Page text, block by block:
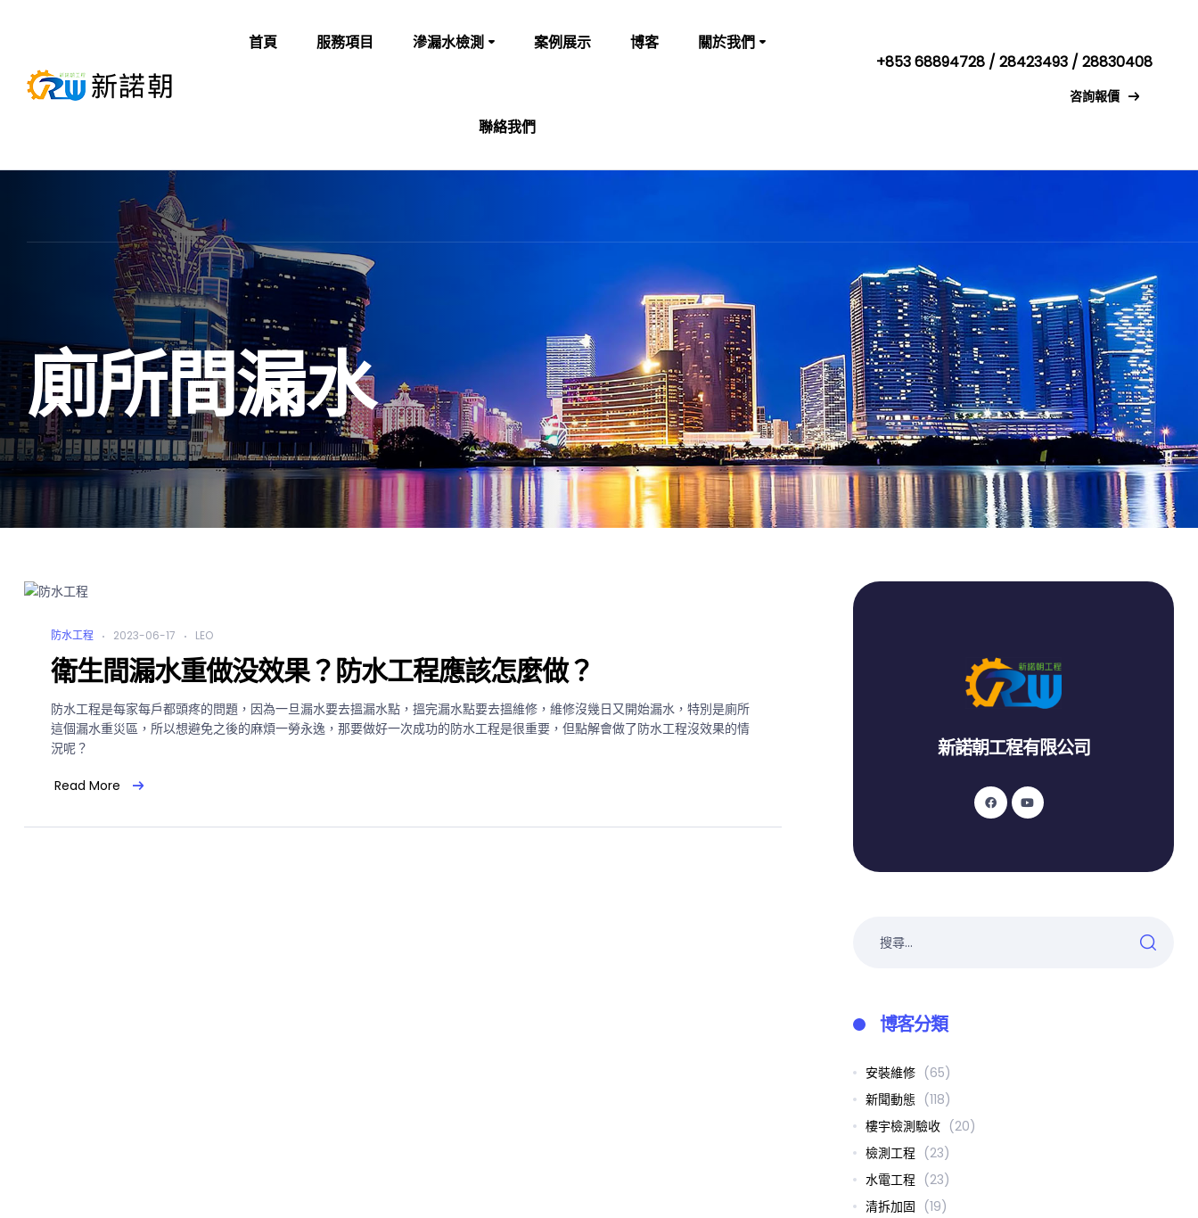
首頁 服務項目 滲漏水檢測 案例展示 博客 關於我們
聯絡我們
+853 68894728 / 28423493 / 28830408
咨詢報價
廁所間漏水
防水工程 2023-06-17 LEO
衛生間漏水重做没效果？防水工程應該怎麼做？
防水工程是每家每戶都頭疼的問題，因為一旦漏水要去搵漏水點，搵完漏水點要去搵維修，維修沒幾日又開始漏水，特別是廁所
這個漏水重災區，所以想避免之後的麻煩一勞永逸，那要做好一次成功的防水工程是很重要，但點解會做了防水工程沒效果的情
況呢？
Read More
新諾朝工程有限公司
博客分類
安裝維修 (65)
新聞動態 (118)
樓宇檢測驗收 (20)
檢測工程 (23)
水電工程 (23)
清拆加固 (19)